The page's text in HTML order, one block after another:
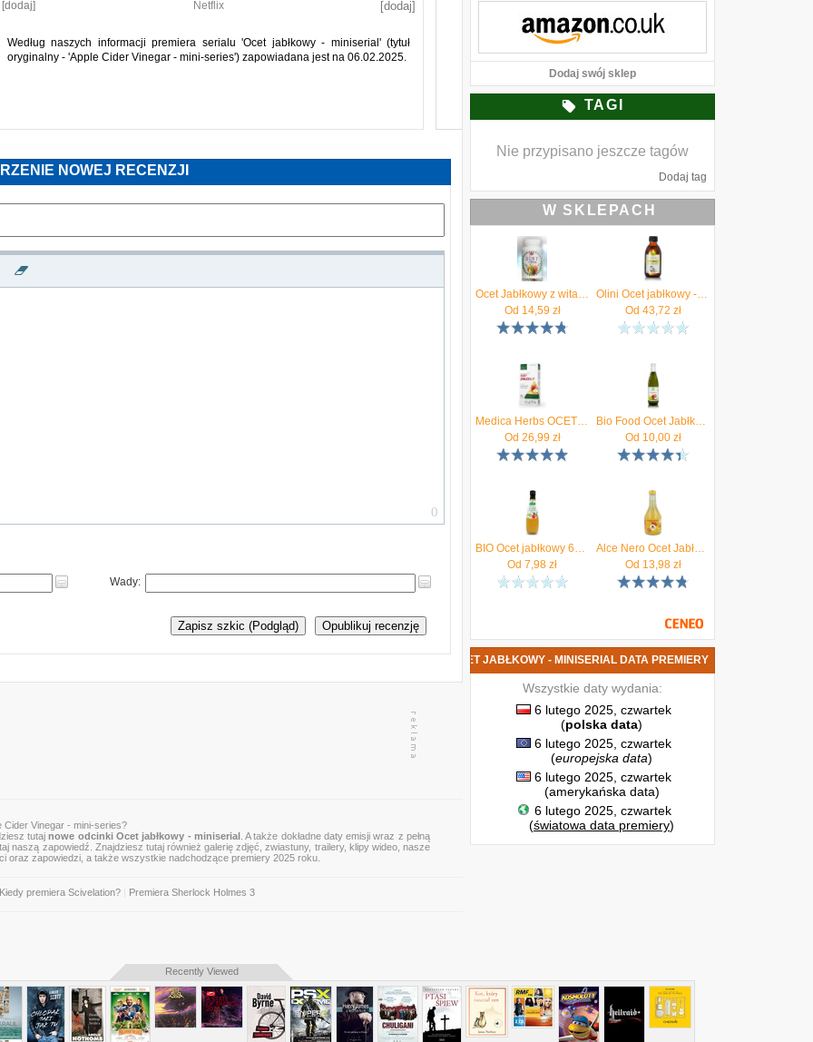
[dodaj]
Netflix
[dodaj]
Według naszych informacji premiera serialu 'Ocet jabłkowy - miniserial' (tytuł
oryginalny - 'Apple Cider Vinegar - mini-series') zapowiadana jest na 06.02.2025.
NOWEJ RECENZJI
Wady:
Opublikuj recenzję
Zapisz szkic (Podgląd)
Cider Vinegar - mini-series?
tutajnowe odcinki Ocet jabłkowy - miniserial. A także dokładne daty emisji wraz z pełną
naszą zapowiedź. Znajdziesz tutaj również galerię zdjęć, zwiastuny, trailery, klipy wideo, nasze
zapowiedzi, a także wszystkie nadchodzące premiery 2025 roku.
Kiedy premiera Scivelation? Premiera Sherlock Holmes 3
Dodaj swój sklep
TAGI
Nie przypisano jeszcze tagów
Dodaj tag
W SKLEPACH
Ocet Jabłkowy z witaminą C, 100 tabl
Od 14,59 zł
Olini Ocet jabłkowy - 250 ml
Od 43,72 zł
Medica Herbs OCET JABŁKOWY wyciąg Apple Cider Vinegar 647 mg 60 kaps
Od 26,99 zł
Bio Food Ocet Jabłkowy Niefiltrowany 500Ml Bio
Od 10,00zł
BIO Ocet jabłkowy 6% (niefiltrowany) EKOWITAL 300 ml
Od 7,98 zł
Alce Nero Ocet Jabłkowy Niefiltrowany Bio 500Ml
Od 13,98zł
NOWE ODCINKI OCET JABŁKOWY - MINISERIAL DATA PREMIERY
Wszystkie daty wydania:
6 lutego 2025, czwartek
(polska data)
6 lutego 2025, czwartek
(europejska data)
6 lutego 2025, czwartek
(amerykańska data)
6 lutego 2025, czwartek
(światowa data premiery)
Recently Viewed